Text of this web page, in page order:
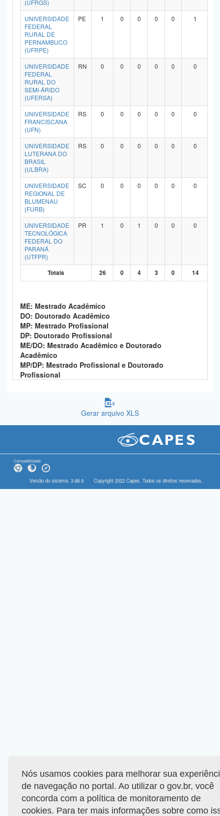
(UFRGS)
UNIVERSIDADE
FEDERAL
RURAL DE
PERNAMBUCO
(UFRPE)
PE 1 0 0 0 0 1
UNIVERSIDADE
FEDERAL
RURAL DO
SEMI-ÁRIDO
(UFERSA)
RN 0 0 0 0 0 0
UNIVERSIDADE
FRANCISCANA
(UFN)
RS 0 0 0 0 0 0
UNIVERSIDADE
LUTERANA DO
BRASIL
(ULBRA)
RS 0 0 0 0 0 0
UNIVERSIDADE
REGIONAL DE
BLUMENAU
(FURB)
SC 0 0 0 0 0 0
UNIVERSIDADE
TECNOLÓGICA
FEDERAL DO
PARANÁ
(UTFPR)
PR 1 0 1 0 0 0
Totais 26 0 4 3 0 14
ME: Mestrado Acadêmico
DO: Doutorado Acadêmico
MP: Mestrado Profissional
DP: Doutorado Profissional
ME/DO: Mestrado Acadêmico e Doutorado
Acadêmico
MP/DP: Mestrado Profissional e Doutorado
Profissional
Gerar arquivo XLS
Compatibilidade
Versão do sistema: 3.88.9 Copyright 2022 Capes. Todos os direitos reservados.
Nós usamos cookies para melhorar sua
de navegação no portal. Ao utilizar o gov.br, você
concorda com a política de monitoramento de
cookies. Para ter mais informações sobre como